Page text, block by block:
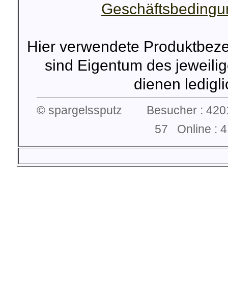
Hier verwendete
sind Eigentum des
dienen
© spargelssputz Besucher :
57 Online